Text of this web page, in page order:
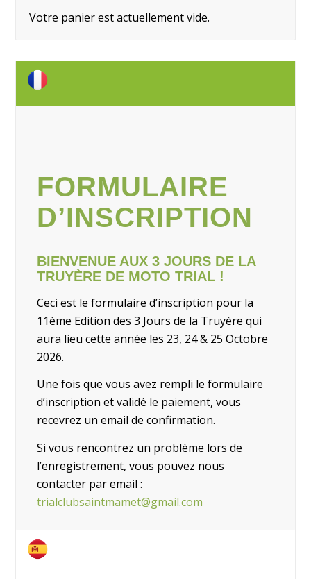
Votre panier est actuellement vide.
FORMULAIRE
D’INSCRIPTION
BIENVENUE AUX 3 JOURS DE LA
TRUYÈRE DE MOTO TRIAL !
Ceci est le formulaire d’inscription pour la
11ème Edition des 3 Jours de la Truyère qui
aura lieu cette année les 23, 24 & 25 Octobre
2026.
Une fois que vous avez rempli le formulaire
d’inscription et validé le paiement, vous
recevrez un email de confirmation.
Si vous rencontrez un problème lors de
l’enregistrement, vous pouvez nous
contacter par email :
trialclubsaintmamet@gmail.com